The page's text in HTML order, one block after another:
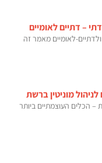
– דתיים לאומיים
ולדתיים-לאומיים מאמר זה
– הכלים העוצמתיים ביותר